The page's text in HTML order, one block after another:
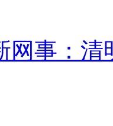
车司机把手
客运营飞奔
的铁粉！是
网事：